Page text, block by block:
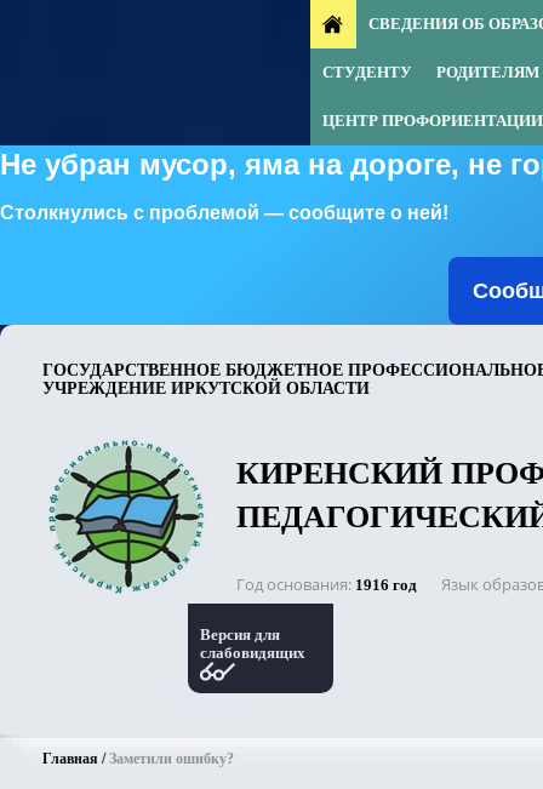
Не убран мусор, яма на дороге, не
Столкнулись с проблемой — сообщите о ней!
СВЕДЕНИЯ ОБ
СТУДЕНТУ РОДИТЕЛЯМ
ЦЕНТР ПРОФОРИЕНТАЦИИ
ГОСУДАРСТВЕННОЕ БЮДЖЕТНОЕ ПРОФЕССИОНАЛЬНОЕ
УЧРЕЖДЕНИЕ ИРКУТСКОЙ ОБЛАСТИ
КИРЕНСКИЙ
Год основания 1916 год Язык
Версия для
слабовидящих
Главная Заметили ошибку?